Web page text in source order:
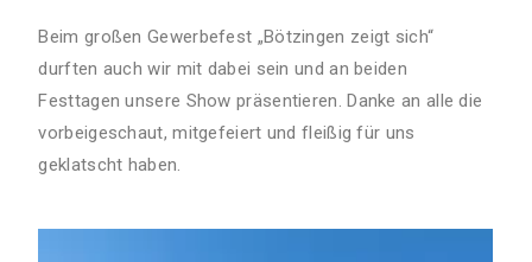
Beim großen Gewerbefest „Bötzingen zeigt sich“
durften auch wir mit dabei sein und an beiden
Festtagen unsere Show präsentieren. Danke an alle die
vorbeigeschaut, mitgefeiert und fleißig für uns
geklatscht haben.